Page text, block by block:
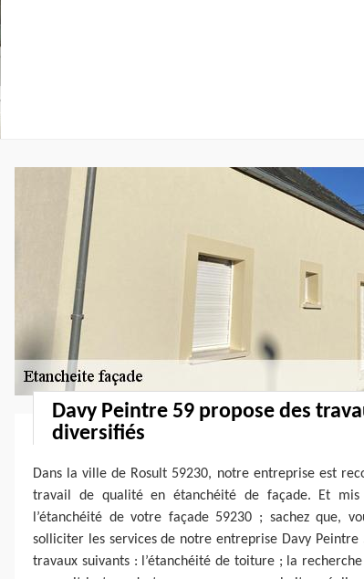
Davy Peintre 59 propose des
diversifiés
Dans la ville de Rosult 59230, notre entreprise est
travail de qualité en étanchéité de façade. Et mis
l’étanchéité de votre façade 59230 ; sachez que,
solliciter les services de notre entreprise Davy Peintre
travaux suivants : l’étanchéité de toiture ; la